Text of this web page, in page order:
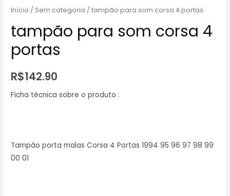
Início / Sem categoria / tampão para som corsa 4 portas
tampão para som corsa 4
portas
R$142.90
Ficha técnica sobre o produto :
Tampão porta malas Corsa 4 Portas 1994 95 96 97 98 99
00 01